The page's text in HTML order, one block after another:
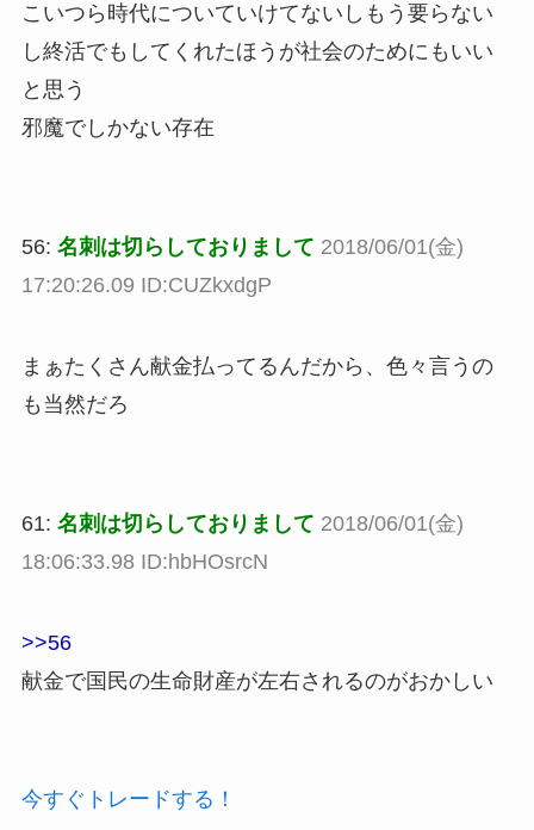
こいつら時代についていけてないしもう要らない
し終活でもしてくれたほうが社会のためにもいい
と思う
邪魔でしかない存在
56: 名刺は切らしておりまして 2018/06/01(金)
17:20:26.09 ID:CUZkxdgP
まぁたくさん献金払ってるんだから、色々言うの
も当然だろ
61: 名刺は切らしておりまして 2018/06/01(金)
18:06:33.98 ID:hbHOsrcN
>>56
献金で国民の生命財産が左右されるのがおかしい
今すぐトレードする！